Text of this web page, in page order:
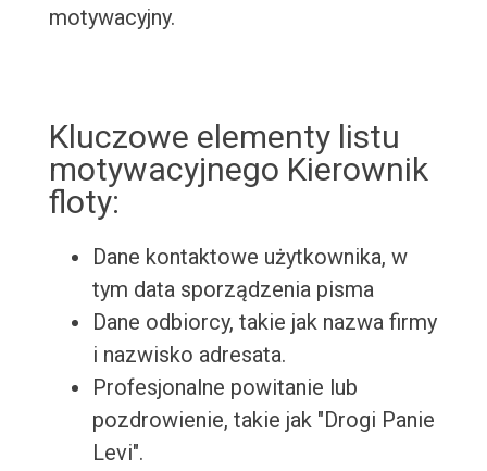
motywacyjny.
Kluczowe elementy listu
motywacyjnego Kierownik
floty:
Dane kontaktowe użytkownika, w
tym data sporządzenia pisma
Dane odbiorcy, takie jak nazwa firmy
i nazwisko adresata.
Profesjonalne powitanie lub
pozdrowienie, takie jak "Drogi Panie
Levi".